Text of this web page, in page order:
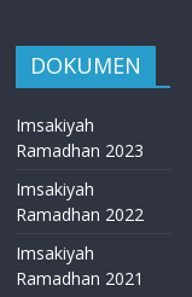
DOKUMEN
Imsakiyah
Ramadhan 2023
Imsakiyah
Ramadhan 2022
Imsakiyah
Ramadhan 2021